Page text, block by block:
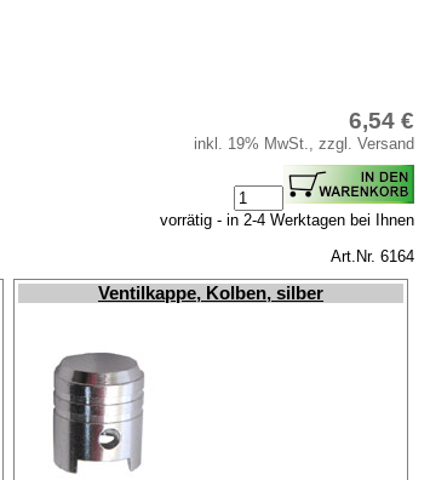
6,54 €
inkl. 19% MwSt., zzgl. Versand
vorrätig - in 2-4 Werktagen bei Ihnen
Art.Nr. 6164
Ventilkappe, Kolben, silber